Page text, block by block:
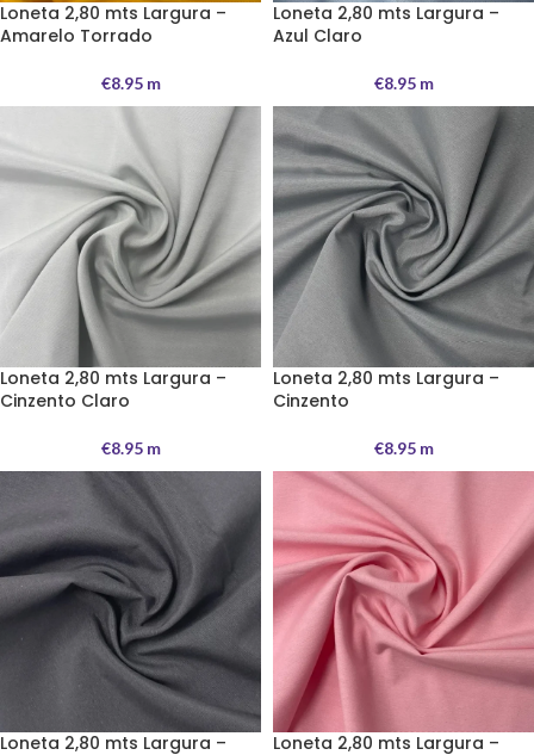
Loneta 2,80 mts Largura –
Amarelo Torrado
€8.95m
Loneta 2,80 mts Largura –
Azul Claro
€8.95m
Loneta 2,80 mts Largura –
Cinzento Claro
€8.95m
Loneta 2,80 mts Largura –
Cinzento
€8.95m
Loneta 2,80 mts Largura –
Loneta 2,80 mts Largura –